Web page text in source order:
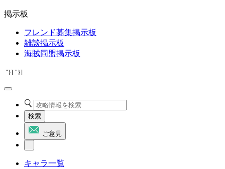
掲示板
フレンド募集掲示板
雑談掲示板
海賊同盟掲示板
"}] "}]
検索
ご意見
キャラ一覧